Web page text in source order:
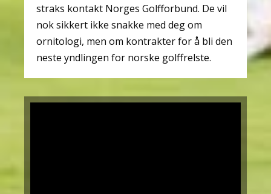
straks kontakt Norges Golfforbund. De vil
nok sikkert ikke snakke med deg om
ornitologi, men om kontrakter for å bli den
neste yndlingen for norske golffrelste.